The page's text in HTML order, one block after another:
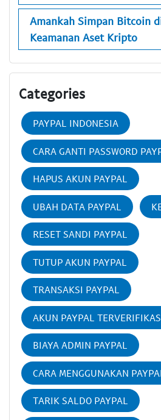
Amankah Simpan Bitcoin
Keamanan Aset Kripto
Categories
PAYPAL INDONESIA
CARA GANTI PASSWORD
HAPUS AKUN PAYPAL
UBAH DATA PAYPAL
RESET SANDI PAYPAL
TUTUP AKUN PAYPAL
TRANSAKSI PAYPAL
AKUN PAYPAL
BIAYA ADMIN PAYPAL
CARA MENGGUNAKAN PAYPAL
TARIK SALDO PAYPAL